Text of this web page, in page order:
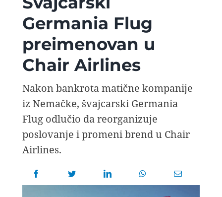
AVIOPEDIA
SPECIJAL
FOTO PRIČA
TEMA
AGENT
Germania Flug
preimenovan u
Chair Airlines
Nakon bankrota matične kompanije
iz Nemačke, švajcarski Germania
Flug odlučio da reorganizuje
poslovanje i promeni brend u Chair
Airlines.